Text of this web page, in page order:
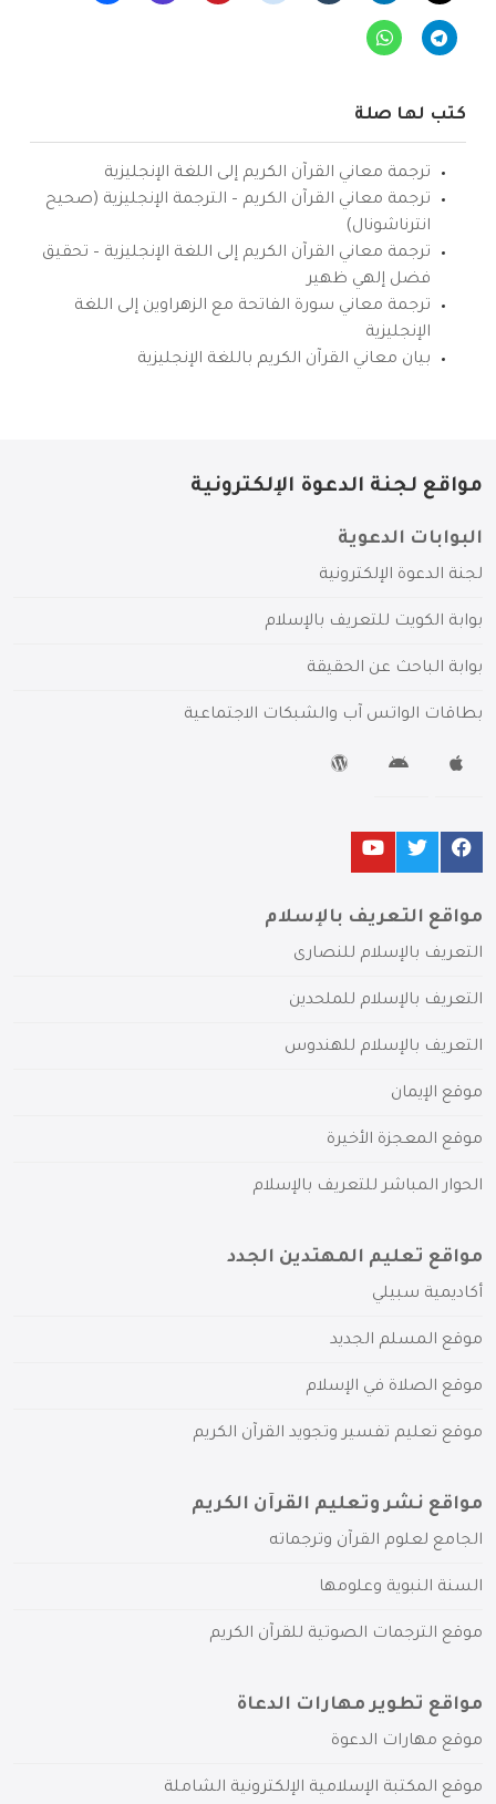
كتب لها صلة
ترجمة معاني القرآن الكريم إلى اللغة الإنجليزية
ترجمة معاني القرآن الكريم – الترجمة الإنجليزية (صحيح
انترناشونال)
ترجمة معاني القرآن الكريم إلى اللغة الإنجليزية – تحقيق
فضل إلهي ظهير
ترجمة معاني سورة الفاتحة مع الزهراوين إلى اللغة
الإنجليزية
بيان معاني القرآن الكريم باللغة الإنجليزية
مواقع لجنة الدعوة الإلكترونية
البوابات الدعوية
لجنة الدعوة الإلكترونية
بوابة الكويت للتعريف بالإسلام
بوابة الباحث عن الحقيقة
بطاقات الواتس آب والشبكات الاجتماعية
مواقع التعريف بالإسلام
التعريف بالإسلام للنصارى
التعريف بالإسلام للملحدين
التعريف بالإسلام للهندوس
موقع الإيمان
موقع المعجزة الأخيرة
الحوار المباشر للتعريف بالإسلام
مواقع تعليم المهتدين الجدد
أكاديمية سبيلي
موقع المسلم الجديد
موقع الصلاة في الإسلام
موقع تعليم تفسير وتجويد القرآن الكريم
مواقع نشر وتعليم القرآن الكريم
الجامع لعلوم القرآن وترجماته
السنة النبوية وعلومها
موقع الترجمات الصوتية للقرآن الكريم
مواقع تطوير مهارات الدعاة
موقع مهارات الدعوة
موقع المكتبة الإسلامية الإلكترونية الشاملة